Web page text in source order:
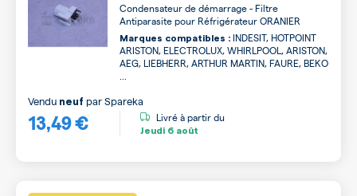
Condensateur de démarrage - Filtre
Antiparasite pour Réfrigérateur ORANIER
Marques compatibles : INDESIT, HOTPOINT
ARISTON, ELECTROLUX, WHIRLPOOL, ARISTON,
AEG, LIEBHERR, ARTHUR MARTIN, FAURE, BEKO
13,49 €
Vendu neuf parSpareka
Livré à partir du
Jeudi 6 août